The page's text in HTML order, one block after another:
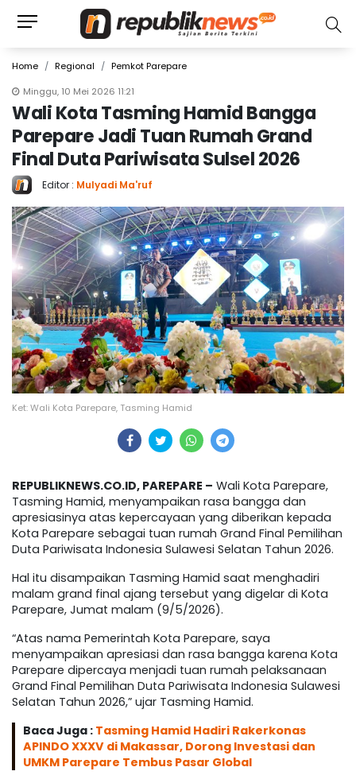
Home Regional
Pemkot Parepare
Minggu, 10 Mei 2026 11:21
Wali Kota Tasming Hamid Bangga
Parepare Jadi Tuan Rumah Grand
Final Duta Pariwisata Sulsel 2026
Editor : Mulyadi Ma'ruf
Ket: Wali Kota Parepare, Tasming Hamid
REPUBLIKNEWS.CO.ID, PAREPARE – Wali Kota Parepare,
Tasming Hamid, menyampaikan rasa bangga dan
apresiasinya atas kepercayaan yang diberikan kepada
Kota Parepare sebagai tuan rumah Grand Final Pemilihan
Duta Pariwisata Indonesia Sulawesi Selatan Tahun 2026.
Hal itu disampaikan Tasming Hamid saat menghadiri
malam grand final ajang tersebut yang digelar di Kota
Parepare, Jumat malam (9/5/2026).
“Atas nama Pemerintah Kota Parepare, saya
menyampaikan apresiasi dan rasa bangga karena Kota
Parepare dipercaya menjadi tuan rumah pelaksanaan
Grand Final Pemilihan Duta Pariwisata Indonesia Sulawesi
Selatan Tahun 2026,” ujar Tasming Hamid.
Baca Juga : Tasming Hamid Hadiri Rakerkonas
APINDO XXXV di Makassar, Dorong Investasi dan
UMKM Parepare Tembus Pasar Global